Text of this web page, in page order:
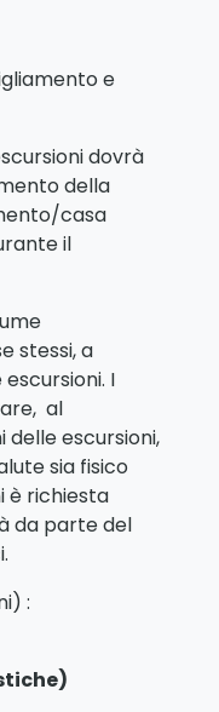
e
dovrà
della
casa
il
stessi, a
I
al
escursioni,
sia fisico
è richiesta
da parte del
:
)